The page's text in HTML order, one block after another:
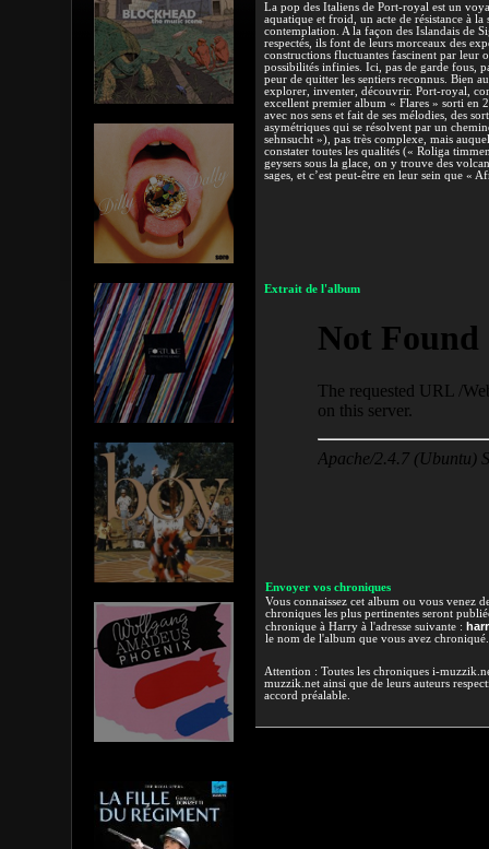
La pop des Italiens de Port-royal est un
aquatique et froid, un acte de résistance à
contemplation. A la façon des Islandais de
respectés, ils font de leurs morceaux des
constructions fluctuantes fascinent par leur
possibilités infinies. Ici, pas de garde fous,
peur de quitter les sentiers reconnus. Bien
explorer, inventer, découvrir. Port-royal,
excellent premier album « Flares » sorti en
avec nos sens et fait de ses mélodies, des
asymétriques qui se résolvent par un
sehnsucht »), pas très complexe, mais
constater toutes les qualités (« Roliga
geysers sous la glace, on y trouve des
sages, et c’est peut-être en leur sein que «
Extrait de l'album
Envoyer vos chroniques
Vous connaissez cet album ou vous venez
chroniques les plus pertinentes seront
chronique à Harry à l'adresse suivante :
le nom de l'album que vous avez
Attention : Toutes les chroniques i-
muzzik.net ainsi que de leurs auteurs
accord préalable.